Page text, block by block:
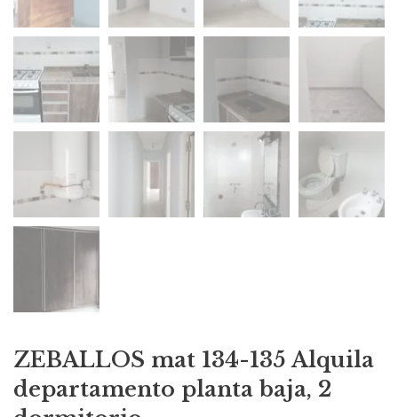
ZEBALLOS mat 134-135 Alquila
departamento planta baja, 2